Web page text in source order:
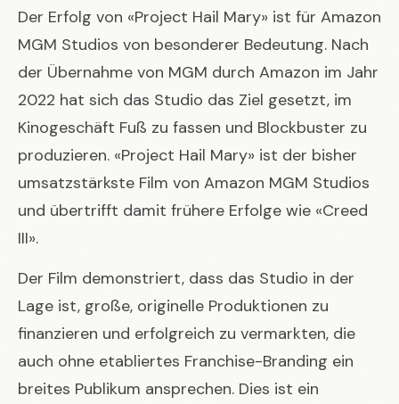
Der Erfolg von «Project Hail Mary» ist für Amazon
MGM Studios von besonderer Bedeutung. Nach
der Übernahme von MGM durch Amazon im Jahr
2022 hat sich das Studio das Ziel gesetzt, im
Kinogeschäft Fuß zu fassen und Blockbuster zu
produzieren. «Project Hail Mary» ist der bisher
umsatzstärkste Film von Amazon MGM Studios
und übertrifft damit frühere Erfolge wie «Creed
III».
Der Film demonstriert, dass das Studio in der
Lage ist, große, originelle Produktionen zu
finanzieren und erfolgreich zu vermarkten, die
auch ohne etabliertes Franchise-Branding ein
breites Publikum ansprechen. Dies ist ein